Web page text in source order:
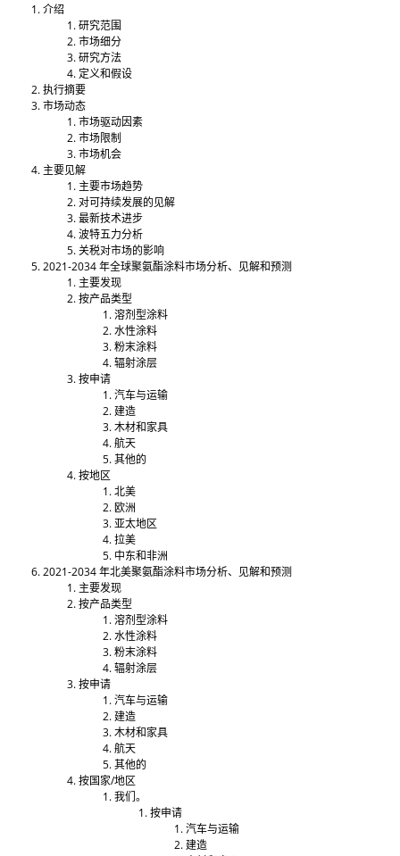
介绍
研究范围
市场细分
研究方法
定义和假设
执行摘要
市场动态
市场驱动因素
市场限制
市场机会
主要见解
主要市场趋势
对可持续发展的见解
最新技术进步
波特五力分析
关税对市场的影响
2021-2034 年全球聚氨酯涂料市场分析、见解和预测
主要发现
按产品类型
溶剂型涂料
水性涂​​料
粉末涂料
辐射涂层
按申请
汽车与运输
建造
木材和家具
航天
其他的
按地区
北美
欧洲
亚太地区
拉美
中东和非洲
2021-2034 年北美聚氨酯涂料市场分析、见解和预测
主要发现
按产品类型
溶剂型涂料
水性涂​​料
粉末涂料
辐射涂层
按申请
汽车与运输
建造
木材和家具
航天
其他的
按国家/地区
我们。
按申请
汽车与运输
建造